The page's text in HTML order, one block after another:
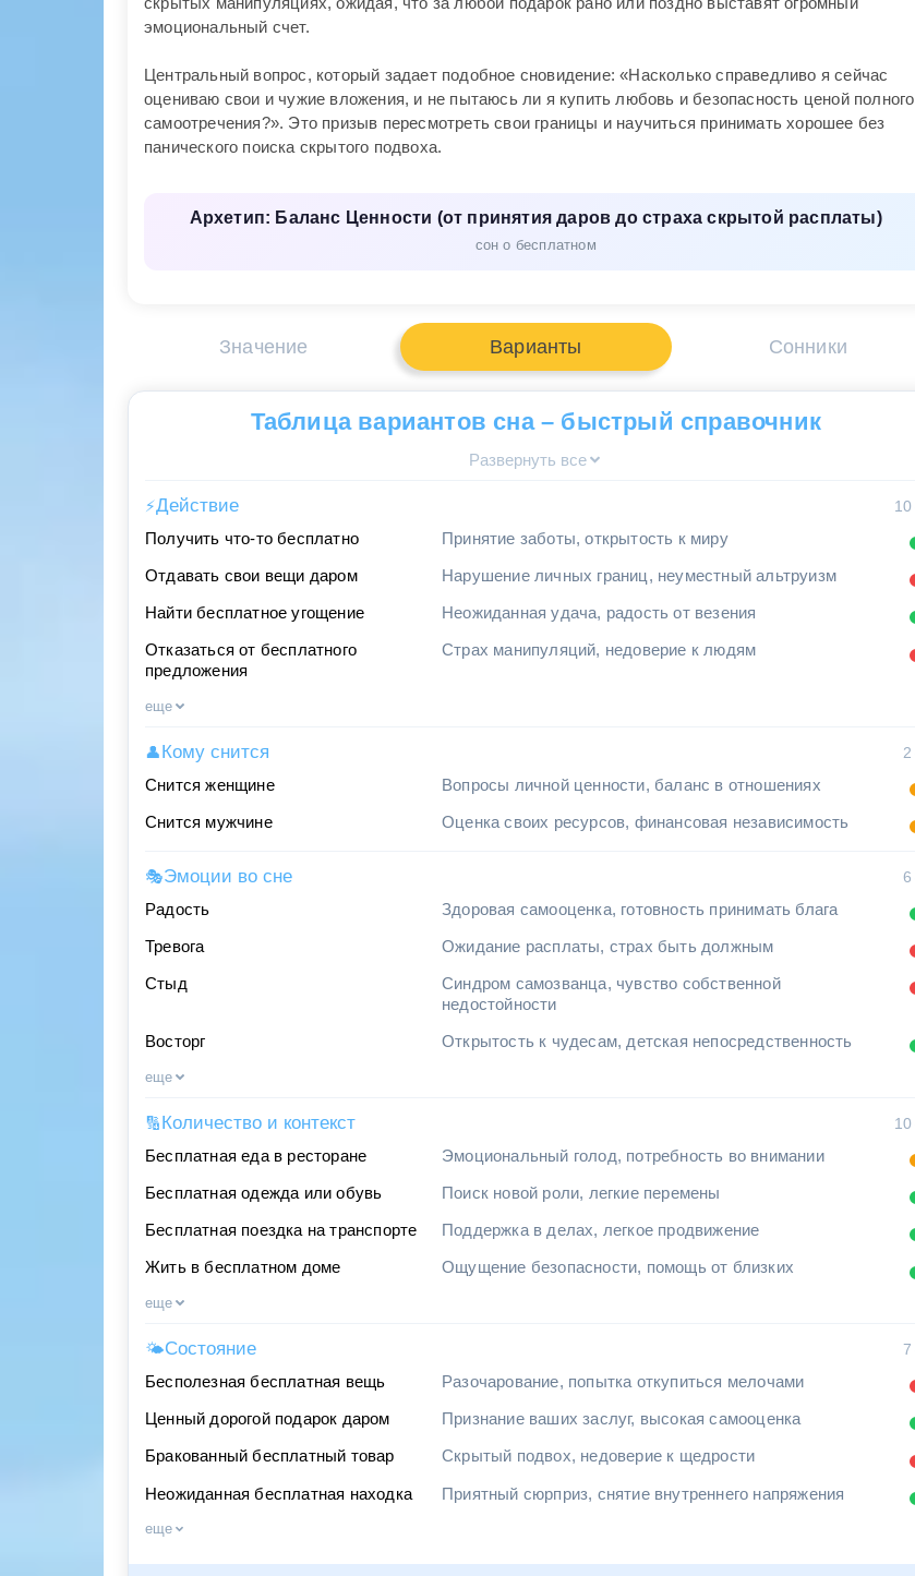
эмоциональный счет.
Центральный вопрос, который задает подобное сновидение: «Насколько справедливо я сейчас
оцениваю свои и чужие вложения, и не пытаюсь ли я купить любовь и безопасность ценой полного
самоотречения?». Это призыв пересмотреть свои границы и научиться принимать хорошее без
панического поиска скрытого подвоха.
Архетип: Баланс Ценности (от принятия даров до страха скрытой расплаты)
сон о бесплатном
Значение Варианты Сонники
Таблица вариантов сна – быстрый справочник
Развернуть все
⚡Действие
10
Получить что-то бесплатно
Принятие заботы, открытость к миру
Отдавать свои вещи даром Нарушение личных границ, неуместный альтруизм
Найти бесплатное угощение Неожиданная удача, радость от везения
Отказаться от бесплатного
предложения
Страх манипуляций, недоверие к людям
еще
👤Кому снится
2
Снится женщине
Вопросы личной ценности, баланс в отношениях
Снится мужчине Оценка своих ресурсов, финансовая независимость
🎭Эмоции во сне
6
Радость
Здоровая самооценка, готовность принимать блага
Тревога Ожидание расплаты, страх быть должным
Стыд
Синдром самозванца, чувство собственной
недостойности
Восторг Открытость к чудесам, детская непосредственность
еще
🔢Количество и контекст
10
Бесплатная еда в ресторане
Эмоциональный голод, потребность во внимании
Бесплатная одежда или обувь Поиск новой роли, легкие перемены
Бесплатная поездка на транспорте Поддержка в делах, легкое продвижение
Жить в бесплатном доме Ощущение безопасности, помощь от близких
еще
🌤Состояние
7
Бесполезная бесплатная вещь
Разочарование, попытка откупиться мелочами
Ценный дорогой подарок даром Признание ваших заслуг, высокая самооценка
Бракованный бесплатный товар Скрытый подвох, недоверие к щедрости
Неожиданная бесплатная находка Приятный сюрприз, снятие внутреннего напряжения
еще